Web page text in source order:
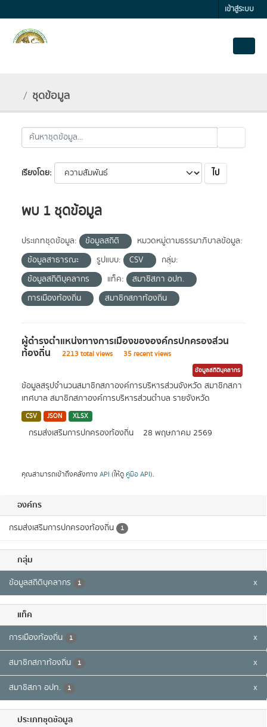
เข้าสู่ระบบ
ชุดข้อมูล
องค์กร
กรมส่งเสริมการปกครองท้องถิ่น 1
กลุ่ม
ข้อมูลสถิติบุคลากร 1 x
แท็ค
การเมืองท้องถิ่น 1 x
สมาชิกสภาท้องถิ่น 1 x
สมาชิสภา อปท. 1 x
ประเภทชุดข้อมูล
เรียงโดย ไป
พบ 1 ชุดข้อมูล
ประเภทชุดข้อมูล: ข้อมูลสถิติ
หมวดหมู่ตามธรรมาภิบาลข้อมูล:
ข้อมูลสาธารณะ
รูปแบบ: CSV
กลุ่ม:
ข้อมูลสถิติบุคลากร
แท็ค:
สมาชิสภา อปท.
การเมืองท้องถิ่น
สมาชิกสภาท้องถิ่น
ผู้ดำรงตำแหน่งทางการเมืองขององค์กรปกครองส่วน
ท้องถิ่น 2213 total views 35 recent views
ข้อมูลสถิติบุคลากร
ข้อมูลสรุปจำนวนสมาชิกสภาองค์การบริหารส่วนจังหวัด สมาชิกสภา
เทศบาล สมาชิกสภาองค์การบริหารส่วนตำบล รายจังหวัด
CSV JSON XLSX
กรมส่งเสริมการปกครองท้องถิ่น 28 พฤษภาคม 2569
คุณสามารถเข้าถึงคลังทาง API (ให้ดู คู่มือ API).